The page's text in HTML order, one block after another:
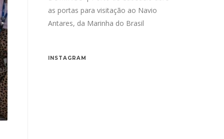
as portas para visitação ao Navio
Antares, da Marinha do Brasil
INSTAGRAM